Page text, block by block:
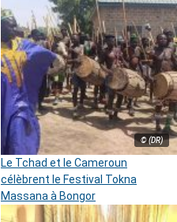
© (DR)
Le Tchad et le Cameroun
célèbrent le Festival Tokna
Massana à Bongor